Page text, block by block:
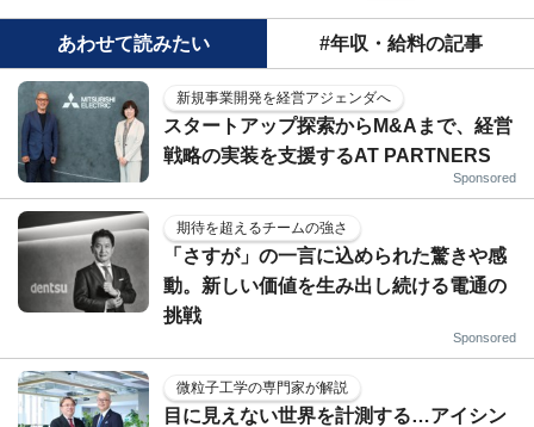
あわせて読みたい #年収・給料の記事
新規事業開発を経営アジェンダへ
スタートアップ探索からM&Aまで、経営
戦略の実装を支援するAT PARTNERS
Sponsored
期待を超えるチームの強さ
「さすが」の一言に込められた驚きや感
動。新しい価値を生み出し続ける電通の
挑戦
Sponsored
微粒子工学の専門家が解説
目に見えない世界を計測する…アイシン